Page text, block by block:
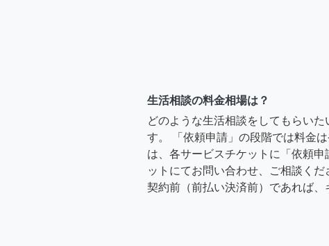
生活相談の料金相場は？
どのような生活相談をしてもらいた
す。 「依頼申請」の段階では料金
は、各サービスチケットに「依頼申
ットにてお問い合わせ、ご相談く
契約前（前払い決済前）であれば、